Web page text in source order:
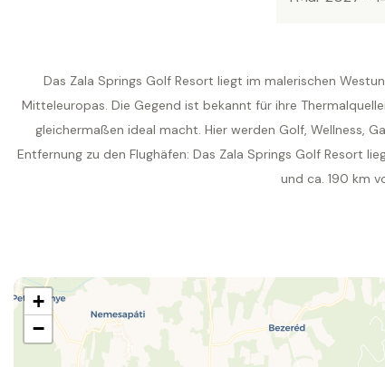
Das Zala Springs Golf Resort liegt im malerischen
Mitteleuropas. Die Gegend ist bekannt für ihre
gleichermaßen ideal macht. Hier werden Golf, Wellness,
Entfernung zu den Flughäfen: Das Zala Springs Golf Resort
und ca. 190 km
+
−